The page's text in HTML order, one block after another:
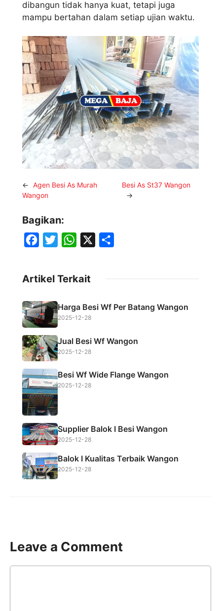
dibangun tidak hanya kuat, tetapi juga
mampu bertahan dalam setiap ujian waktu.
← Agen Besi As Murah
Wangon
Besi As St37 Wangon
→
Bagikan:
e
b
o
o
k
t
e
W
t
A
p
Artikel Terkait
Harga Besi Wf Per Batang Wangon
2025-12-28
Jual Besi Wf Wangon
2025-12-28
Besi Wf Wide Flange Wangon
2025-12-28
Supplier Balok I Besi Wangon
2025-12-28
Balok I Kualitas Terbaik Wangon
2025-12-28
Leave a Comment
Comment